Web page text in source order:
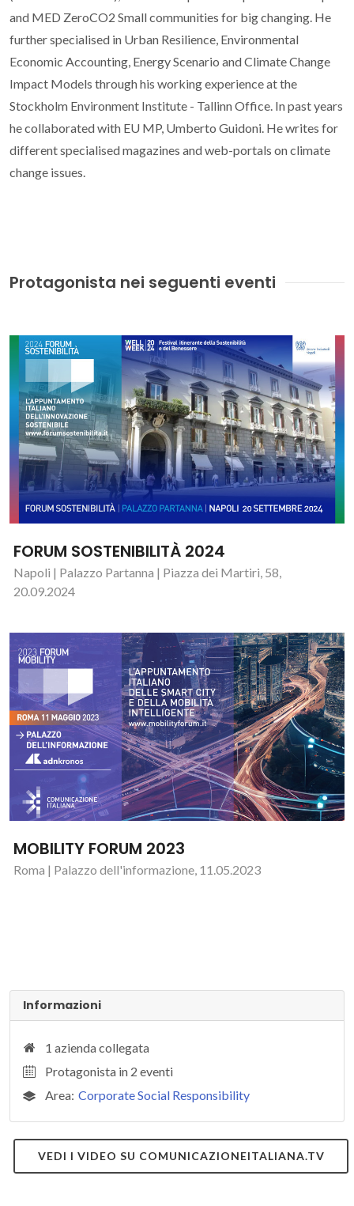
and MED ZeroCO2 Small communities for big changing. He
further specialised in Urban Resilience, Environmental
Economic Accounting, Energy Scenario and Climate Change
Impact Models through his working experience at the
Stockholm Environment Institute - Tallinn Office. In past years
he collaborated with EU MP, Umberto Guidoni. He writes for
different specialised magazines and web-portals on climate
change issues.
Protagonista nei seguenti eventi
FORUM SOSTENIBILITÀ 2024
Napoli | Palazzo Partanna | Piazza dei Martiri, 58,
20.09.2024
MOBILITY FORUM 2023
Roma | Palazzo dell'informazione, 11.05.2023
Informazioni
1 azienda collegata
Protagonista in 2 eventi
Area: Corporate Social Responsibility
VEDI I VIDEO SU COMUNICAZIONEITALIANA.TV